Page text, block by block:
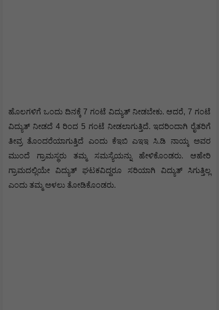
ಹೊಲಗಳಿಗೆ ಒಂದು ದಿನಕ್ಕೆ 7 ಗಂಟೆ ವಿದ್ಯುತ್ ನೀಡಬೇಕು. ಆದರೆ, 7 ಗಂಟೆ
ವಿದ್ಯುತ್ ನೀಡದೆ 4 ರಿಂದ 5 ಗಂಟೆ ನೀಡಲಾಗುತ್ತಿದೆ. ಇದರಿಂದಾಗಿ ರೈತರಿಗೆ
ತೀವ್ರ ತೊಂದರೆಯಾಗುತ್ತಿದೆ ಎಂದು ಕೆಇಬಿ ಎಇಇ ಸಿ.ಡಿ ನಾಯ್ಕ ಅವರ
ಮುಂದೆ ಗ್ರಾಮಸ್ಥರು ತಮ್ಮ ಸಮಸ್ಯೆಯನ್ನು ಹೇಳಿಕೊಂಡರು. ಆಹೇರಿ
ಗ್ರಾಮದಲ್ಲಿಯೇ ವಿದ್ಯುತ್ ಘಟಕವಿದ್ದರೂ ಸರಿಯಾಗಿ ವಿದ್ಯುತ್ ಸಿಗುತ್ತಿಲ್ಲ